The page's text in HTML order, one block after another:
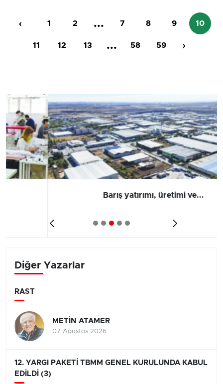
‹ 1 2 ... 7 8 9 10
11 12 13 ... 58 59 ›
Barış yatırımı, üretimi ve...
Diğer Yazarlar
RAST
METİN ATAMER
07 Ağustos 2026
12. YARGI PAKETİ TBMM GENEL KURULUNDA KABUL
EDİLDİ (3)